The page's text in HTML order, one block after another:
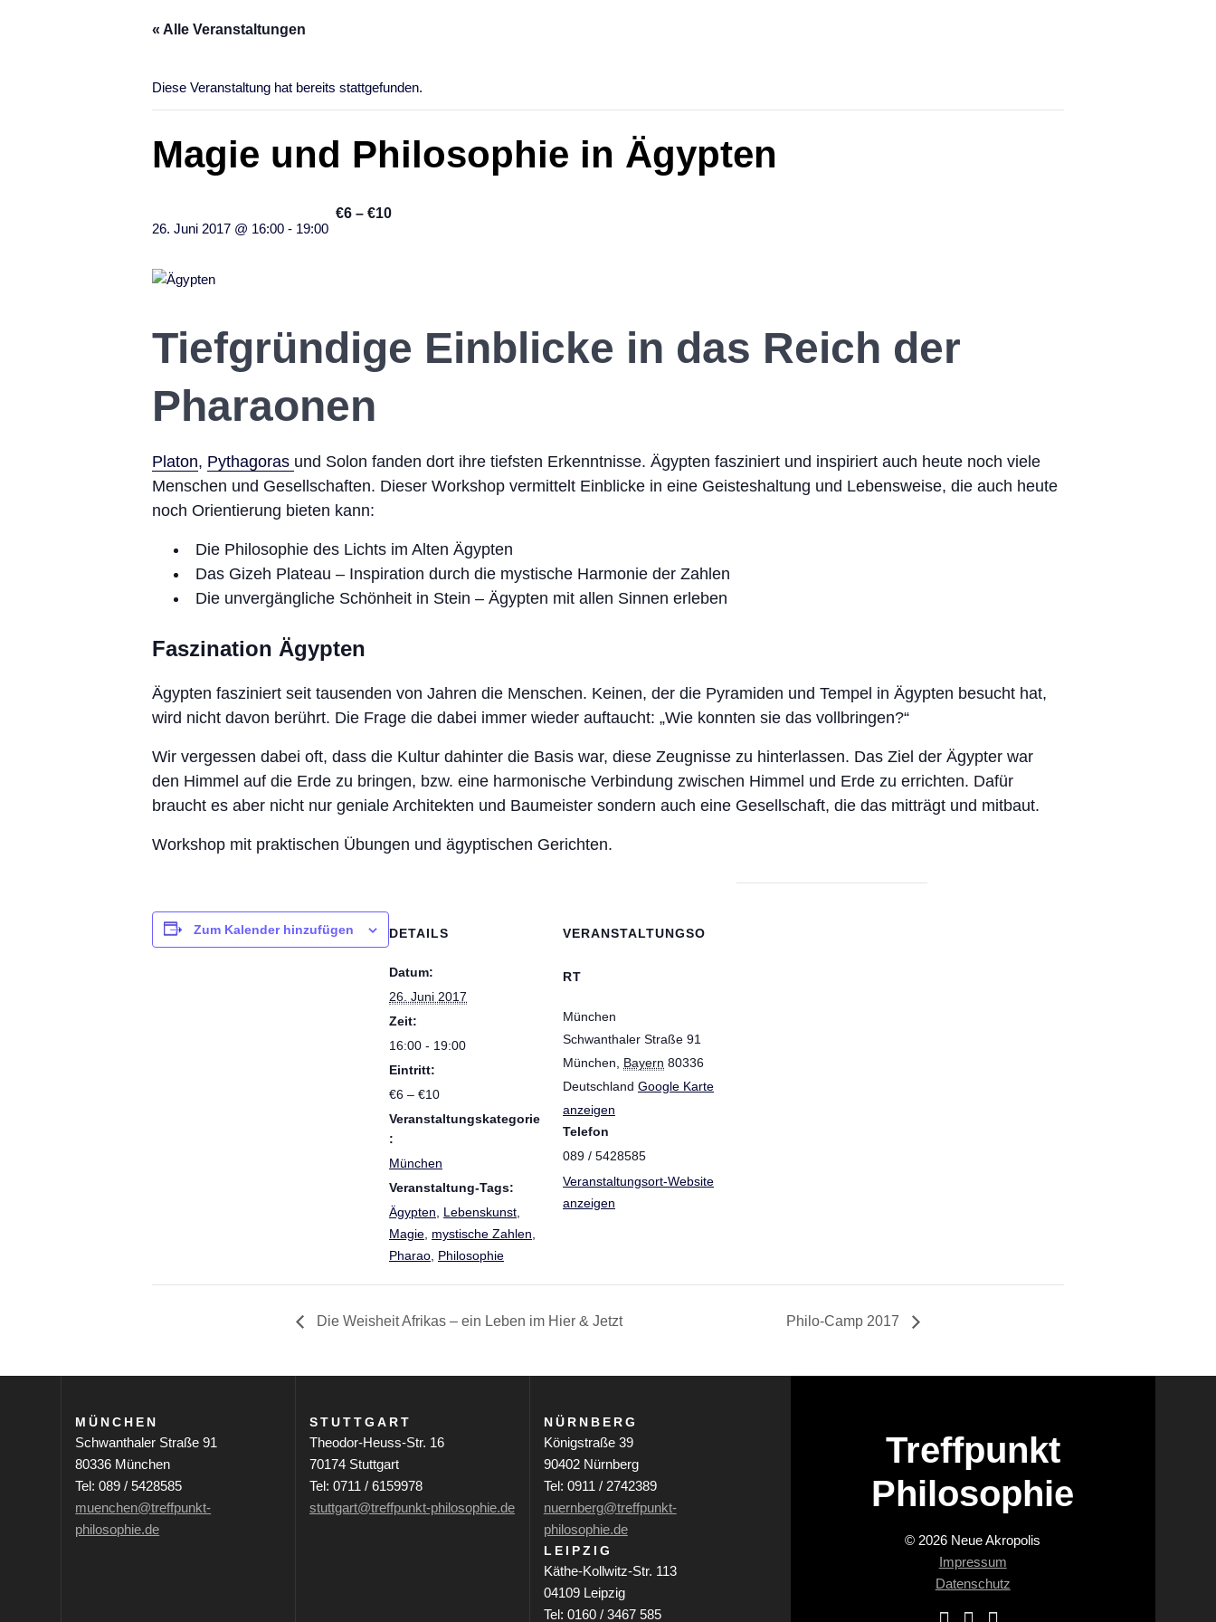
« Alle Veranstaltungen
Diese Veranstaltung hat bereits stattgefunden.
Magie und Philosophie in Ägypten
26. Juni 2017 @ 16:00 - 19:00
€6 – €10
Tiefgründige Einblicke in das Reich der
Pharaonen
Platon, Pythagoras und Solon fanden dort ihre tiefsten Erkenntnisse. Ägypten fasziniert und inspiriert auch heute noch viele
Menschen und Gesellschaften. Dieser Workshop vermittelt Einblicke in eine Geisteshaltung und Lebensweise, die auch heute
noch Orientierung bieten kann:
Die Philosophie des Lichts im Alten Ägypten
Das Gizeh Plateau – Inspiration durch die mystische Harmonie der Zahlen
Die unvergängliche Schönheit in Stein – Ägypten mit allen Sinnen erleben
Faszination Ägypten
Ägypten fasziniert seit tausenden von Jahren die Menschen. Keinen, der die Pyramiden und Tempel in Ägypten besucht hat,
wird nicht davon berührt. Die Frage die dabei immer wieder auftaucht: „Wie konnten sie das vollbringen?“
Wir vergessen dabei oft, dass die Kultur dahinter die Basis war, diese Zeugnisse zu hinterlassen. Das Ziel der Ägypter war
den Himmel auf die Erde zu bringen, bzw. eine harmonische Verbindung zwischen Himmel und Erde zu errichten. Dafür
braucht es aber nicht nur geniale Architekten und Baumeister sondern auch eine Gesellschaft, die das mitträgt und mitbaut.
Workshop mit praktischen Übungen und ägyptischen Gerichten.
Zum Kalender hinzufügen DETAILS
Datum:
26. Juni 2017
Zeit:
16:00 - 19:00
Eintritt:
€6 – €10
Veranstaltungskategorie
:
München
Veranstaltung-Tags:
Ägypten
Lebenskunst
Magie mystische Zahlen
Pharao Philosophie
VERANSTALTUNGSO
RT
München
Schwanthaler Straße 91
München
Bayern 80336
Deutschland Google Karte
anzeigen
Telefon
089 / 5428585
Veranstaltungsort-Website
anzeigen
Die Weisheit Afrikas – ein Leben im Hier & Jetzt Philo-Camp 2017
MÜNCHEN
Schwanthaler Straße 91
80336 München
Tel: 089 / 5428585
muenchen@treffpunkt-
philosophie.de
STUTTGART
Theodor-Heuss-Str. 16
70174 Stuttgart
Tel: 0711 / 6159978
stuttgart@treffpunkt-philosophie.de
NÜRNBERG
Königstraße 39
90402 Nürnberg
Tel: 0911 / 2742389
nuernberg@treffpunkt-
philosophie.de
LEIPZIG
Käthe-Kollwitz-Str. 113
04109 Leipzig
Tel: 0160 / 3467 585
Treffpunkt
Philosophie
© 2026 Neue Akropolis
Impressum
Datenschutz